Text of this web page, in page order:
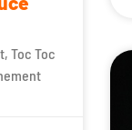
Toc Toc